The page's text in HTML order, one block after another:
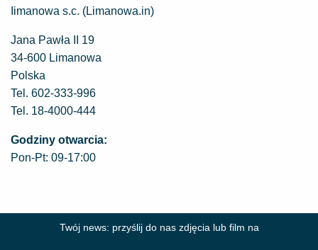
Iimanowa s.c. (Limanowa.in)
Jana Pawła II 19
34-600 Limanowa
Polska
Tel. 602-333-996
Tel. 18-4000-444
Godziny otwarcia:
Pon-Pt: 09-17:00
Twój news: przyślij do nas zdjęcia lub film na